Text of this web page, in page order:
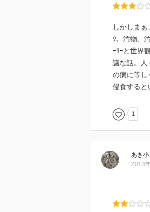
しかしま
ｸ、汚物、
ｰﾘｰと世界
議な話。人
の病に等し
侵食すると
1
あき小
2013